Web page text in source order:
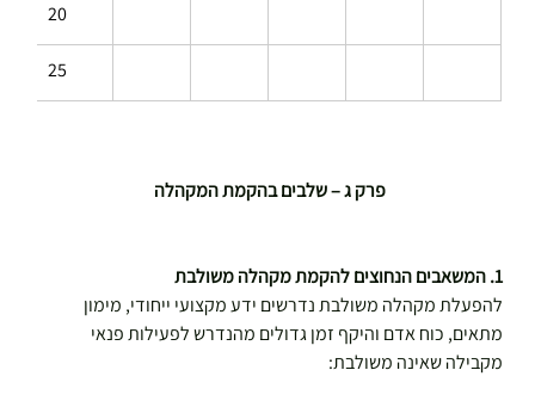
20
25
פרק ג – שלבים בהקמת המקהלה
1. המשאבים הנחוצים להקמת מקהלה משולבת
להפעלת מקהלה משולבת נדרשים ידע מקצועי ייחודי, מימון
מתאים, כוח אדם והיקף זמן גדולים מהנדרש לפעילות פנאי
מקבילה שאינה משולבת: